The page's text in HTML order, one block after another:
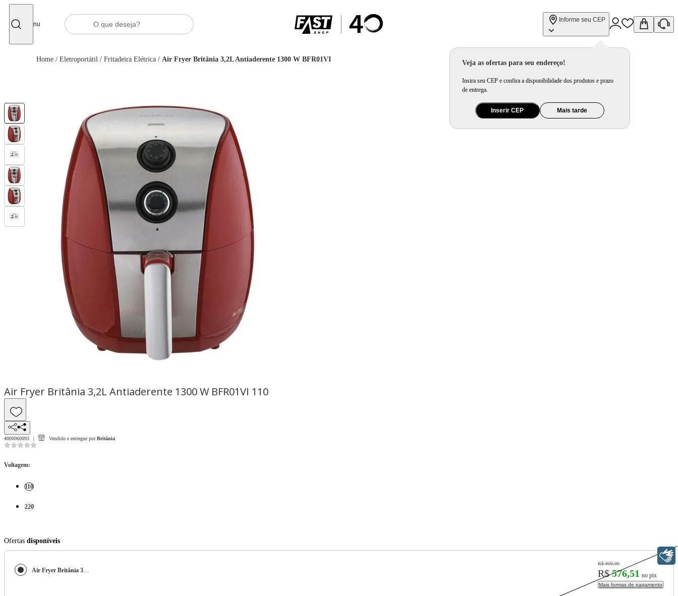
Menu
Informe seu CEP
Veja as ofertas para seu endereço!
Insira seu CEP e confira a disponibilidade dos produtos e prazo
de entrega.
Inserir CEP Mais tarde
Home / Eletroportátil / Fritadeira Elétrica / Air Fryer Britânia 3,2L Antiaderente 1300 W BFR01VI
Air Fryer Britânia 3,2L Antiaderente 1300 W BFR01VI 110
4000060093 Vendido e entregue por Britânia
Voltagem:
110
220
Ofertas disponíveis
Air Fryer Britânia 3,2L Antiaderente 1300 W BFR01VI
R$ 809,90
R$576,51 no pix
Mais formas de pagamento